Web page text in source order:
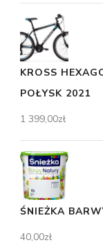
KROSS
POŁYSK 2021
1 399,00zł
ŚNIEŻKA
40,00zł